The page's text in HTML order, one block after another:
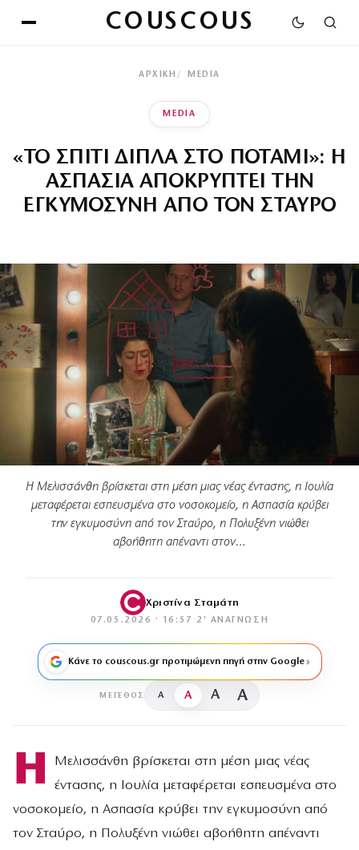
COUSCOUS
ΑΡΧΙΚΉ MEDIA
MEDIA
«ΤΟ ΣΠΙΤΙ ΔΙΠΛΑ ΣΤΟ ΠΟΤΑΜΙ»: Η
ΑΣΠΑΣΙΑ ΑΠΟΚΡΥΠΤΕΙ ΤΗΝ
ΕΓΚΥΜΟΣΥΝΗ ΑΠΟ ΤΟΝ ΣΤΑΥΡΟ
Η Μελισσάνθη βρίσκεται στη μέση μιας νέας έντασης, η Ιουλία
μεταφέρεται εσπευσμένα στο νοσοκομείο, η Ασπασία κρύβει
την εγκυμοσύνη από τον Σταύρο, η Πολυξένη νιώθει
αβοήθητη απέναντι στον…
Χριστίνα Σταμάτη
07.05.2026 · 16:57 · 2′ ΑΝΆΓΝΩΣΗ
Κάνε το couscous.gr προτιμώμενη πηγή στην Google
ΜΈΓΕΘΟΣ A A A A
Η
Μελισσάνθη βρίσκεται στη μέση μιας νέας
έντασης, η Ιουλία μεταφέρεται εσπευσμένα στο
νοσοκομείο, η Ασπασία κρύβει την εγκυμοσύνη από
τον Σταύρο, η Πολυξένη νιώθει αβοήθητη απέναντι